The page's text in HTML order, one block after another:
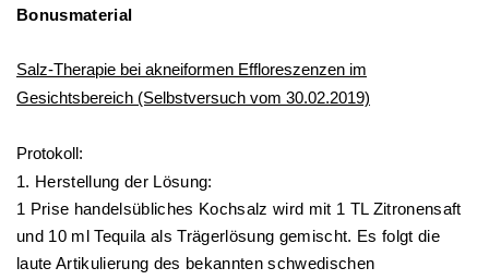
Bonusmaterial
Salz-Therapie bei akneiformen Effloreszenzen im
Gesichtsbereich (Selbstversuch vom 30.02.2019)
Protokoll:
1. Herstellung der Lösung:
1 Prise handelsübliches Kochsalz wird mit 1 TL Zitronensaft
und 10 ml Tequila als Trägerlösung gemischt. Es folgt die
laute Artikulierung des bekannten schwedischen